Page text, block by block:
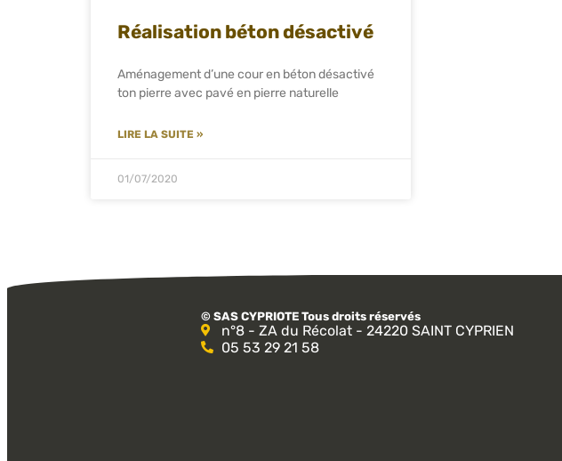
Réalisation béton désactivé
Aménagement d’une cour en béton désactivé
ton pierre avec pavé en pierre naturelle
LIRE LA SUITE »
01/07/2020
© SAS CYPRIOTE Tous droits réservés​
n°8 - ZA du Récolat - 24220 SAINT CYPRIEN
05 53 29 21 58